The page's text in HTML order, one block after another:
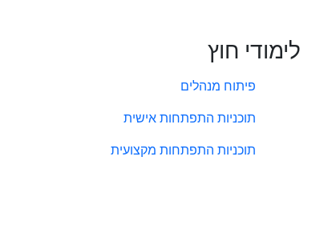
לימודי חוץ
פיתוח מנהלים
תוכניות התפתחות אישית
תוכניות התפתחות מקצועית